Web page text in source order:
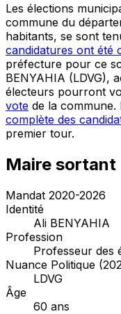
Les élections
commune du
habitants, se sont
candidatures ont été
préfecture pour ce
BENYAHIA (LDVG),
électeurs pourront
vote de la
complète des
premier tour.
Maire sortant
Mandat 2020-2026
Identité
Ali BENYAHIA
Profession
Professeur des
Nuance Politique
LDVG
Âge
60 ans